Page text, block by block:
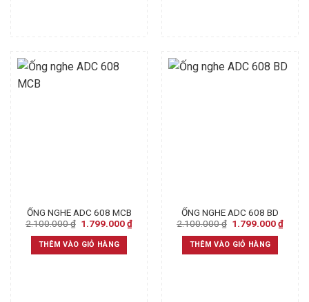
ỐNG NGHE ADC 608 MCB
2.100.000₫ Original
was:
2.100.000 ₫.
1.799.000₫Current
THÊM VÀO GIỎ HÀNG
ỐNG NGHE ADC 608 BD
2.100.000₫ Original
was:
2.100.000 ₫.
1.799.000₫
THÊM VÀO GIỎ HÀNG